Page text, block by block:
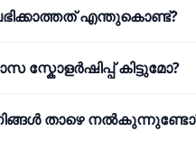
എന്തുകൊണ്ട്?
സ്കോളർഷിപ്പ് കിട്ടുമോ?
താഴെ